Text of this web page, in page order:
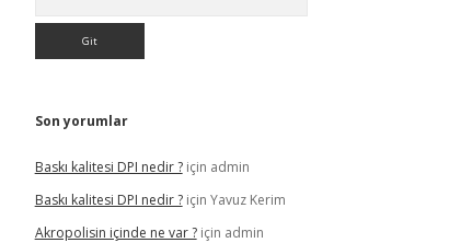
Son yorumlar
Baskı kalitesi DPI nedir ?için admin
Baskı kalitesi DPI nedir ?için Yavuz Kerim
Akropolisin içinde ne var ?için admin